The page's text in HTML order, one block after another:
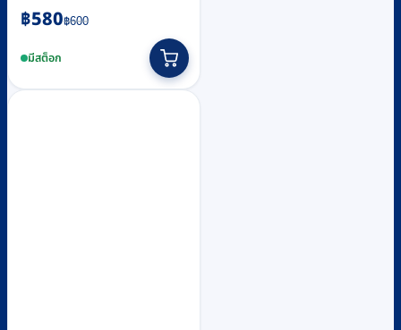
฿600
Original
price
was:
฿580
Current
price
is:มีสต็อก